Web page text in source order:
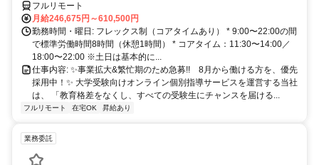
フルリモート
月給246,675円～610,500円
勤務時間・曜日: フレックス制（コアタイムあり） * 9:00〜22:00の間
で標準労働時間8時間（休憩1時間） * コアタイム：11:30〜14:00／
18:00〜22:00 ※土日は基本的に...
仕事内容: ✨️事業拡大&繁忙期のため急募!! 8月から働ける方を、優先
採用中！✨️ 大学受験向けオンライン個別指導サービスを運営する当社
は、 「教育格差をなくし、すべての受験生にチャンスを届ける...
フルリモート 在宅OK 昇給あり
業務委託